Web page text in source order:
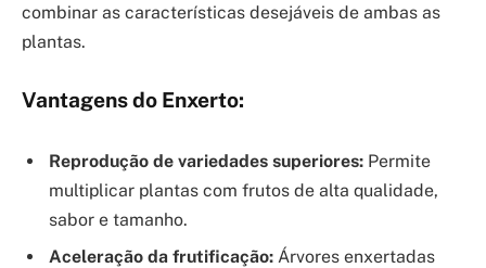
combinar as características desejáveis de ambas as
plantas.
Vantagens do Enxerto:
Reprodução de variedades superiores: Permite
multiplicar plantas com frutos de alta qualidade,
sabor e tamanho.
Aceleração da frutificação: Árvores enxertadas